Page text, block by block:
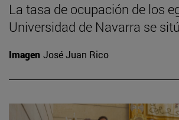
La tasa de ocupación de los
Universidad de Navarra se
Imagen José Juan Rico